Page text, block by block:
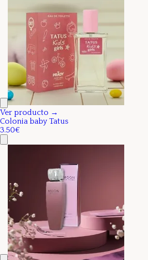
Ver producto →
Colonia baby Tatus
3.50€